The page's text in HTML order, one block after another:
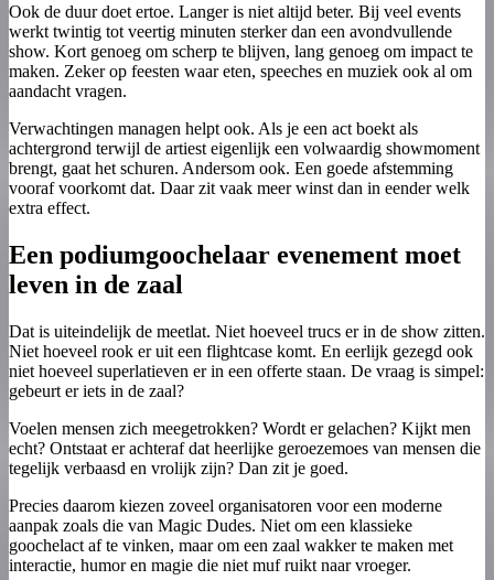
Ook de duur doet ertoe. Langer is niet altijd beter. Bij veel events
werkt twintig tot veertig minuten sterker dan een avondvullende
show. Kort genoeg om scherp te blijven, lang genoeg om impact te
maken. Zeker op feesten waar eten, speeches en muziek ook al om
aandacht vragen.
Verwachtingen managen helpt ook. Als je een act boekt als
achtergrond terwijl de artiest eigenlijk een volwaardig showmoment
brengt, gaat het schuren. Andersom ook. Een goede afstemming
vooraf voorkomt dat. Daar zit vaak meer winst dan in eender welk
extra effect.
Een podiumgoochelaar evenement moet
leven in de zaal
Dat is uiteindelijk de meetlat. Niet hoeveel trucs er in de show zitten.
Niet hoeveel rook er uit een flightcase komt. En eerlijk gezegd ook
niet hoeveel superlatieven er in een offerte staan. De vraag is simpel:
gebeurt er iets in de zaal?
Voelen mensen zich meegetrokken? Wordt er gelachen? Kijkt men
echt? Ontstaat er achteraf dat heerlijke geroezemoes van mensen die
tegelijk verbaasd en vrolijk zijn? Dan zit je goed.
Precies daarom kiezen zoveel organisatoren voor een moderne
aanpak zoals die van Magic Dudes. Niet om een klassieke
goochelact af te vinken, maar om een zaal wakker te maken met
interactie, humor en magie die niet muf ruikt naar vroeger.